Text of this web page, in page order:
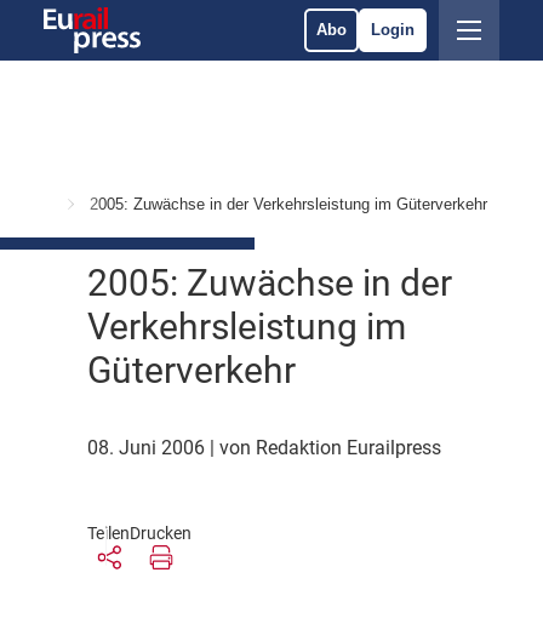
Abo Login
2005: Zuwächse in der Verkehrsleistung im Güterverkehr
2005: Zuwächse in der
Verkehrsleistung im
Güterverkehr
08. Juni 2006 | von Redaktion Eurailpress
TeilenDrucken